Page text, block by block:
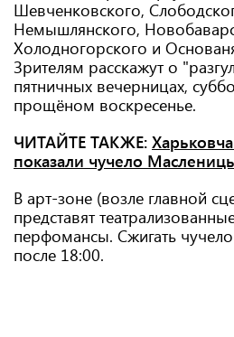
Шевченковского,
Немышлянского,
Холодногорского и
Зрителям расскажут о
пятничных вечерницах,
прощёном воскресенье.
ЧИТАЙТЕ ТАКЖЕ:
показали чучело
В арт-зоне (возле главной
представят
перфомансы. Сжигать
после 18:00.